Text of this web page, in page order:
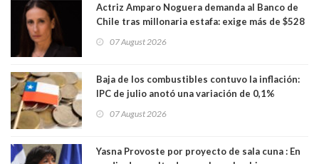
Actriz Amparo Noguera demanda al Banco de
Chile tras millonaria estafa: exige más de $528
07 August 2026
Baja de los combustibles contuvo la inflación:
IPC de julio anotó una variación de 0,1%
07 August 2026
Yasna Provoste por proyecto de sala cuna : En